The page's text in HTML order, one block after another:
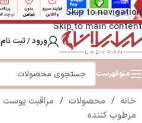
Skip to navigation
Skip to main content
ورود / ثبت نام
منوفهرست
خانه / محصولات / مراقبت پوست
مرطوب کننده